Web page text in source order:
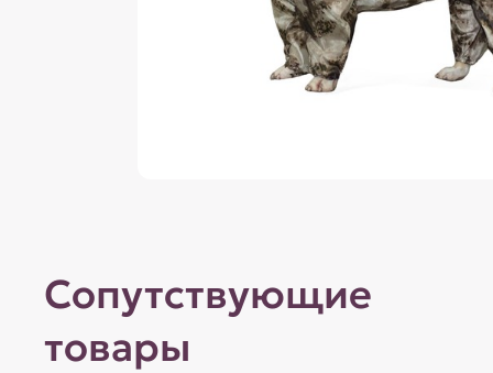
Сопутствующие
товары